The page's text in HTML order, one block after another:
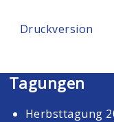
Druckversion
Tagungen
Herbsttagung